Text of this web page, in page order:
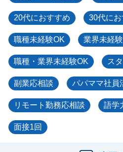
20代におすすめ 30代にお
職種未経験OK 業界未経
職種・業界未経験OK ス
副業応相談 パパママ社員
リモート勤務応相談 語学
面接1回